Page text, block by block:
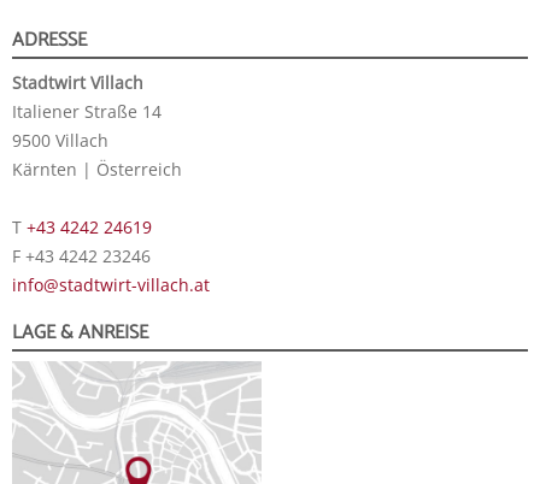
ADRESSE
Stadtwirt Villach
Italiener Straße 14
9500 Villach
Kärnten | Österreich
T +43 4242 24619
F +43 4242 23246
info@stadtwirt-villach.at
LAGE & ANREISE